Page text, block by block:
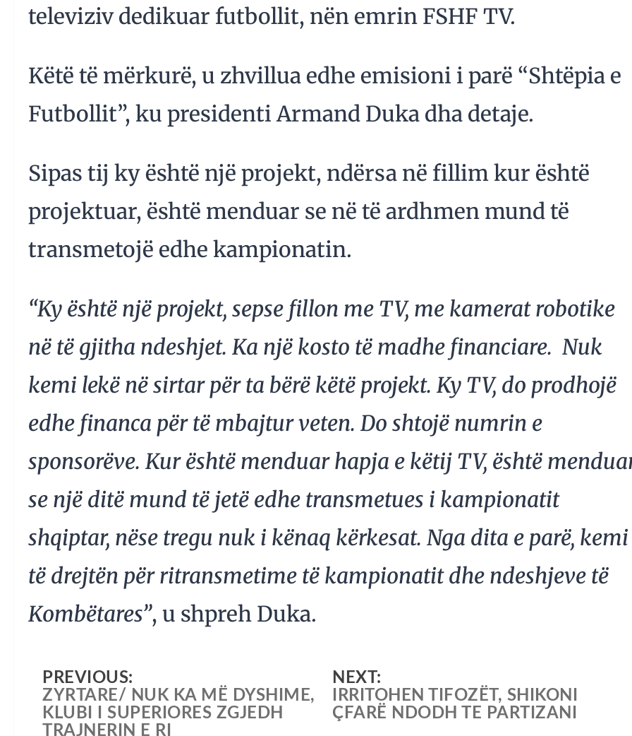
televiziv dedikuar futbollit, nën emrin FSHF TV.
Këtë të mërkurë, u zhvillua edhe emisioni i parë “Shtëpia e
Futbollit”, ku presidenti Armand Duka dha detaje.
Sipas tij ky është një projekt, ndërsa në fillim kur është
projektuar, është menduar se në të ardhmen mund të
transmetojë edhe kampionatin.
“Ky është një projekt, sepse fillon me TV, me kamerat robotike
në të gjitha ndeshjet. Ka një kosto të madhe financiare. Nuk
kemi lekë në sirtar për ta bërë këtë projekt. Ky TV, do prodhojë
edhe financa për të mbajtur veten. Do shtojë numrin e
sponsorëve. Kur është menduar hapja e këtij TV, është
se një ditë mund të jetë edhe transmetues i kampionatit
shqiptar, nëse tregu nuk i kënaq kërkesat. Nga dita e parë, kemi
të drejtën për ritransmetime të kampionatit dhe ndeshjeve të
Kombëtares”, u shpreh Duka.
PREVIOUS:
ZYRTARE/ NUK KA MË DYSHIME,
KLUBI I SUPERIORES ZGJEDH
TRAJNERIN E RI
NEXT:
IRRITOHEN TIFOZËT, SHIKONI
ÇFARË NDODH TE PARTIZANI